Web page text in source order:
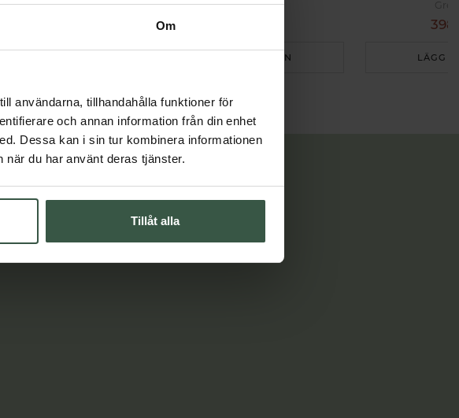
Om
användarna, tillhandahålla funktioner för
och annan information från din enhet
Dessa kan i sin tur kombinera informationen
när du har använt deras tjänster.
Tillåt alla
Great Essentials
LÄGG I VARUKORGEN
398
LÄGG I